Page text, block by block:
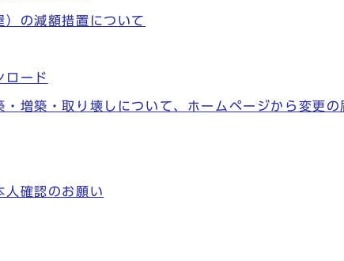
の減額措置について
ロード
増築・取り壊しについて、ホームページから変更
人確認のお願い